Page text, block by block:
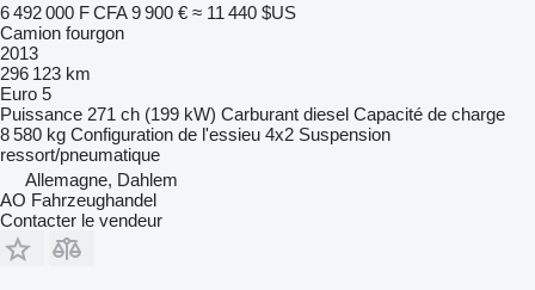
6 492 000 F CFA 9 900 € ≈ 11 440 $US
Camion fourgon
2013
296 123 km
Euro 5
Puissance 271 ch (199 kW) Carburant diesel Capacité de charge
8 580 kg Configuration de l'essieu 4x2 Suspension
ressort/pneumatique
Allemagne, Dahlem
AO Fahrzeughandel
Contacter le vendeur